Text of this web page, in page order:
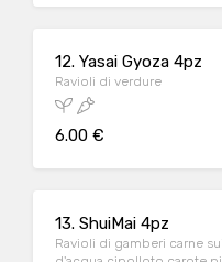
12. Yasai Gyoza 4pz
Ravioli di verdure
6.00 €
13. ShuiMai 4pz
Ravioli di gamberi carne